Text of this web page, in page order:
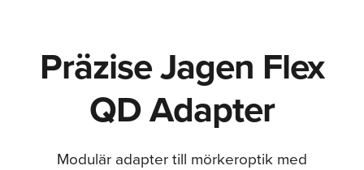
Präzise Jagen Flex
QD Adapter
Modulär adapter till mörkeroptik med